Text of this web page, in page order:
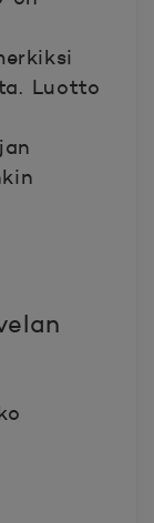
Luotto